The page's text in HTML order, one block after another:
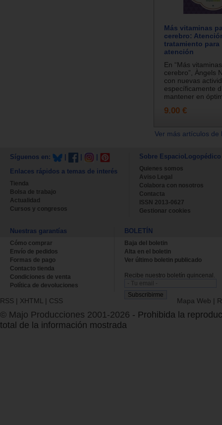
Más vitaminas
cerebro:
tratamiento para
atención
En “Más
cerebro”, Àngels
con nuevas
específicamente
mantener en
9.00 €
Ver más artículos
Síguenos en:
Enlaces rápidos a temas de interés
Tienda
Bolsa de trabajo
Actualidad
Cursos y congresos
Sobre EspacioLogopédico
Quienes somos
Aviso Legal
Colabora con nosotros
Contacta
ISSN 2013-0627
Gestionar cookies
Nuestras garantías
Cómo comprar
Envío de pedidos
Formas de pago
Contacto tienda
Condiciones de venta
Política de devoluciones
BOLETÍN
Baja del boletin
Alta en el boletin
Ver último boletin publicado
Recibe nuestro boletín quincenal.
RSS | XHTML | CSS Mapa Web |
© Majo Producciones 2001-2026 - Prohibida la
total de la información mostrada